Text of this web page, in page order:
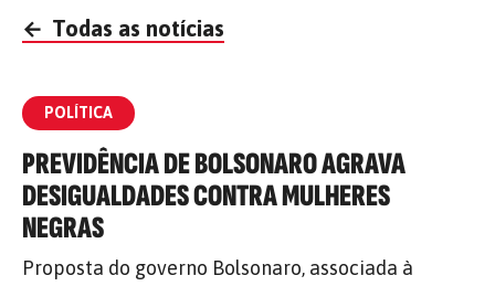
← Todas as notícias
POLÍTICA
PREVIDÊNCIA DE BOLSONARO AGRAVA
DESIGUALDADES CONTRA MULHERES
NEGRAS
Proposta do governo Bolsonaro, associada à